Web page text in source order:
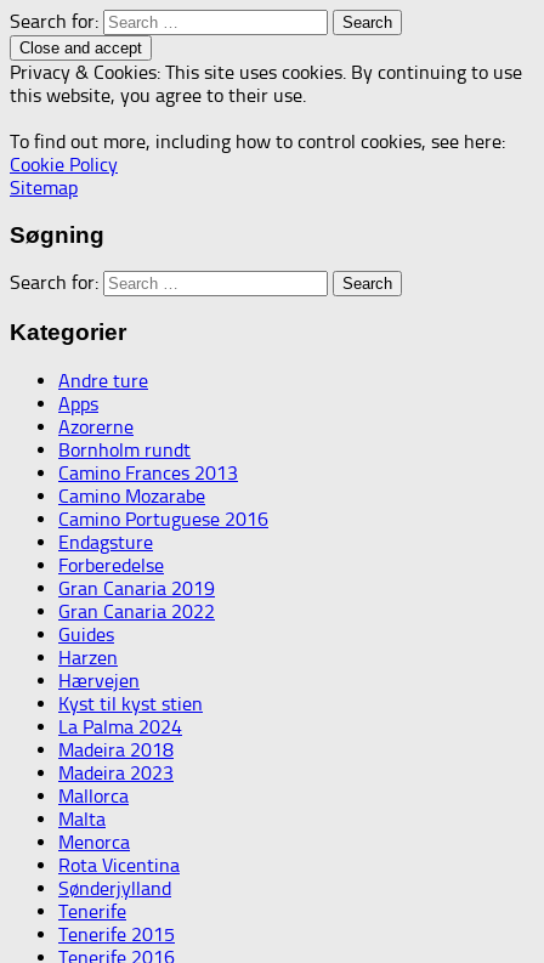
Search for:
Privacy & Cookies: This site uses cookies. By continuing to use
this website, you agree to their use.
To find out more, including how to control cookies, see here:
Cookie Policy
Sitemap
Søgning
Search for:
Kategorier
Andre ture
Apps
Azorerne
Bornholm rundt
Camino Frances 2013
Camino Mozarabe
Camino Portuguese 2016
Endagsture
Forberedelse
Gran Canaria 2019
Gran Canaria 2022
Guides
Harzen
Hærvejen
Kyst til kyst stien
La Palma 2024
Madeira 2018
Madeira 2023
Mallorca
Malta
Menorca
Rota Vicentina
Sønderjylland
Tenerife
Tenerife 2015
Tenerife 2016